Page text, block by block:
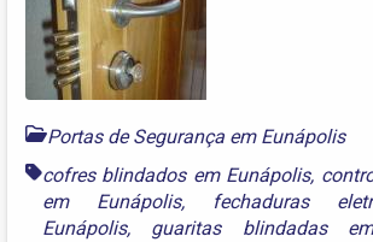
Portas de Segurança em Eunápolis
cofres blindados em Eunápolis,
em Eunápolis,
fechaduras
Eunápolis, guaritas blindadas